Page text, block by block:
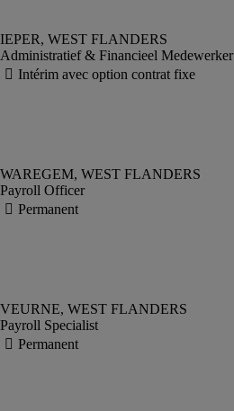
Administratief & Financieel Medewerker
Payroll Officer
Payroll Specialist